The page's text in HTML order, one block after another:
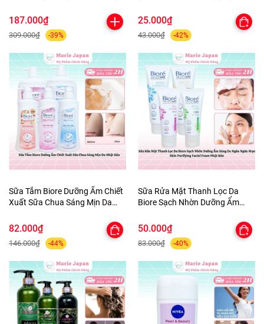
500ml
187.000₫
309.000₫ -39%
25.000₫
43.000₫ -42%
Sữa Tắm Biore Dưỡng Ẩm Chiết
Xuất Sữa Chua Sáng Mịn Da
82.000₫
146.000₫ -44%
Sữa Rửa Mặt Thanh Lọc Da
Biore Sạch Nhờn Dưỡng Ẩm
Purifying Facial Foam Nhật Bản
50.000₫
83.000₫ -40%